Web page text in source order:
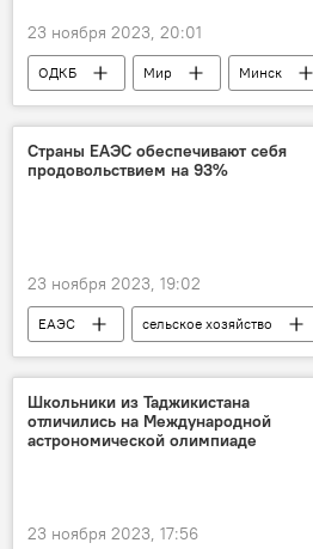
23 ноября 2023, 20:01
ОДКБ Мир
Минск
Россия
Таджикистан
Страны ЕАЭС обеспечивают себя
продовольствием на 93%
23 ноября 2023, 19:02
ЕАЭС
сельское хозяйство
сотрудничество
Школьники из Таджикистана
отличились на Международной
астрономической олимпиаде
23 ноября 2023, 17:56